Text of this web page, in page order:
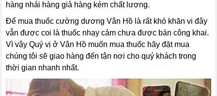
hàng nhái hàng giả hàng kém chất lượng.
Để mua thuốc cường dương Vân Hồ là rất khó khăn vi đây
vẫn được coi là thuốc nhạy cảm chưa được bán công khai.
Vì vậy Quý vị ở Vân Hồ muốn mua thuốc hãy đặt mua
chúng tôi sẽ giao hàng đến tận nơi cho quý khách trong
thời gian nhanh nhất.